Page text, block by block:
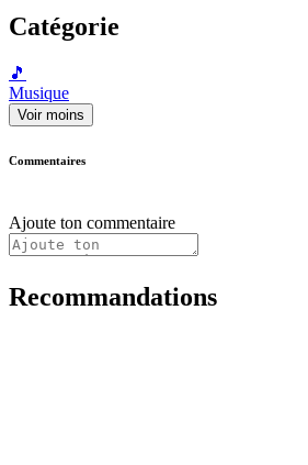
Catégorie
🎵
Musique
Voir moins
Commentaires
Ajoute ton commentaire
Recommandations